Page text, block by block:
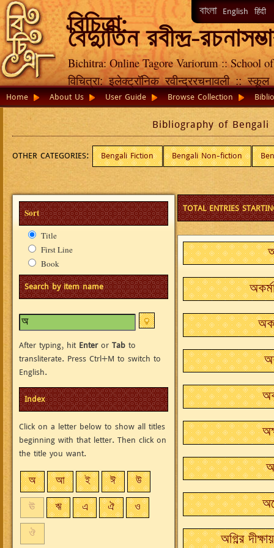
বাংলা English हिंदी
বিচিত্রা:
বৈদ্যুতিন রবীন্দ্র-
Bichitra: Online Tagore Variorum :: School
विचित्रा: इलेक्ट्रॉनिक रवीन्द्ररचनावली ::
Home About Us User Guide Browse Collection
Bibliography of
OTHER CATEGORIES: Bengali Fiction Bengali Non-fiction
Sort
Title
First Line
Book
Search by item name
After typing, hit Enteror Tab to
transliterate. Press Ctrl+M to switch to
English.
Index
Click on a letter below to show all titles
beginning with that letter. Then click on
the title you want.
অ আ ই ঈ উ
ঊ ঋ এ ঐ ও
ঔ
TOTAL ENTRIES
অগ্নির